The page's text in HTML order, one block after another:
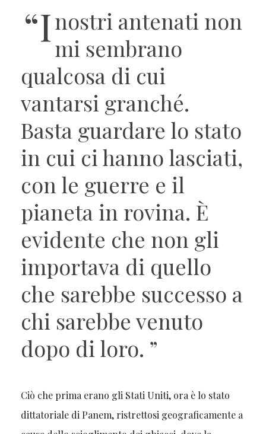
“Inostri antenati non
mi sembrano
qualcosa di cui
vantarsi granché.
Basta guardare lo stato
in cui ci hanno lasciati,
con le guerre e il
pianeta in rovina. È
evidente che non gli
importava di quello
che sarebbe successo a
chi sarebbe venuto
dopo di loro. ”
Ciò che prima erano gli Stati Uniti, ora è lo stato
dittatoriale di Panem, ristrettosi geograficamente a